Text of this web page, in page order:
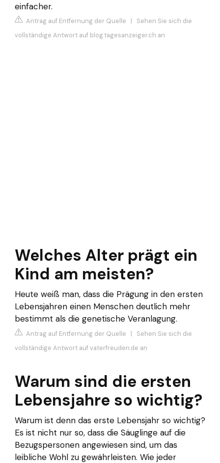
einfacher.
Antrag auf Entfernung der Quelle | Sehen Sie sich die
vollständige Antwort auf blog.tagesanzeiger.ch an
Welches Alter prägt ein
Kind am meisten?
Heute weiß man, dass die Prägung in den ersten
Lebensjahren einen Menschen deutlich mehr
bestimmt als die genetische Veranlagung.
Antrag auf Entfernung der Quelle | Sehen Sie sich die
vollständige Antwort auf vaterfreuden.de an
Warum sind die ersten
Lebensjahre so wichtig?
Warum ist denn das erste Lebensjahr so wichtig?
Es ist nicht nur so, dass die Säuglinge auf die
Bezugspersonen angewiesen sind, um das
leibliche Wohl zu gewährleisten. Wie jeder